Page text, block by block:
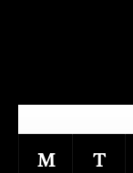
M T